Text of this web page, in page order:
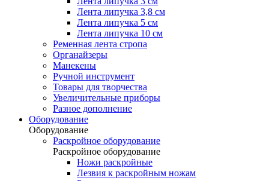
Лента липучка 3,8 см
Лента липучка 5 см
Лента липучка 10 см
Ременная лента стропа
Органайзеры
Манекены
Ручной инструмент
Товары для творчества
Увеличительные приборы
Разное дополнение
Оборудование
Оборудование
Раскройное оборудование
Раскройное оборудование
Ножи раскройные
Лезвия к раскройным ножам